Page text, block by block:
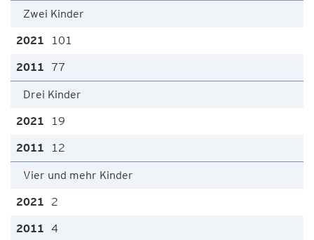
Zwei Kinder
101
77
Drei Kinder
19
12
Vier und mehr Kinder
2
4